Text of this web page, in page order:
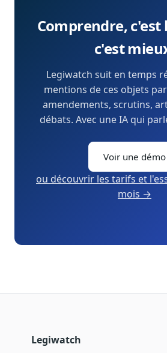
Comprendre, c'est
c'est
Legiwatch suit en temps
mentions de ces objets
amendements, scrutins,
débats. Avec une IA qui
Voir une démo
ou découvrir les tarifs et
mois →
Legiwatch